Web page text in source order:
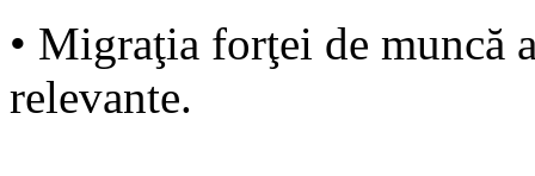
• Migraţia forţei de muncă
relevante.